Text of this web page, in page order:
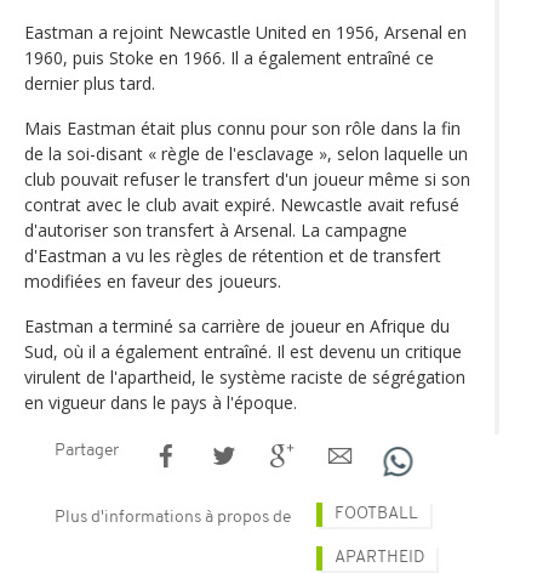
Eastman a rejoint Newcastle United en 1956, Arsenal en
1960, puis Stoke en 1966. Il a également entraîné ce
dernier plus tard.
Mais Eastman était plus connu pour son rôle dans la fin
de la soi-disant « règle de l'esclavage », selon laquelle un
club pouvait refuser le transfert d'un joueur même si son
contrat avec le club avait expiré. Newcastle avait refusé
d'autoriser son transfert à Arsenal. La campagne
d'Eastman a vu les règles de rétention et de transfert
modifiées en faveur des joueurs.
Eastman a terminé sa carrière de joueur en Afrique du
Sud, où il a également entraîné. Il est devenu un critique
virulent de l'apartheid, le système raciste de ségrégation
en vigueur dans le pays à l'époque.
Partager
Plus d'informations à propos de FOOTBALL
APARTHEID